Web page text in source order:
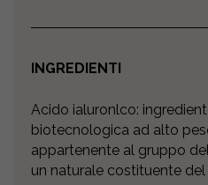
INGREDIENTI
Acido ialuronlco:
biotecnologica ad alto
appartenente al gruppo
un naturale costituente